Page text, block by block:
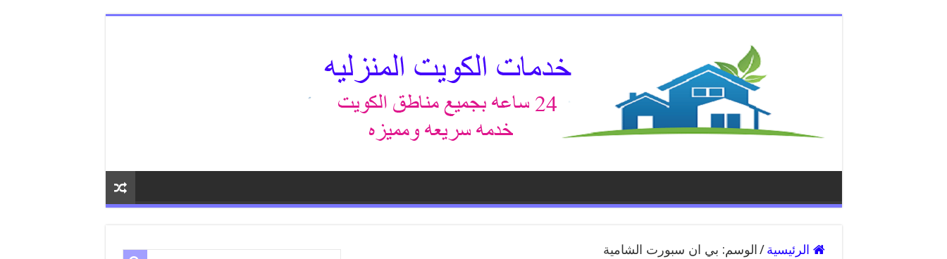
الرئيسية / الوسم: بي ان سبورت الشامية